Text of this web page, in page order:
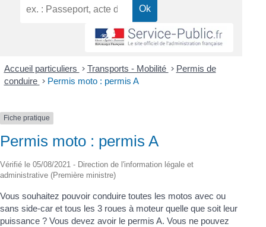
Accueil particuliers > Transports - Mobilité > Permis de
conduire > Permis moto : permis A
Fiche pratique
Permis moto : permis A
Vérifié le 05/08/2021 - Direction de l'information légale et
administrative (Première ministre)
Vous souhaitez pouvoir conduire toutes les motos avec ou
sans side-car et tous les 3 roues à moteur quelle que soit leur
puissance ? Vous devez avoir le permis A. Vous ne pouvez